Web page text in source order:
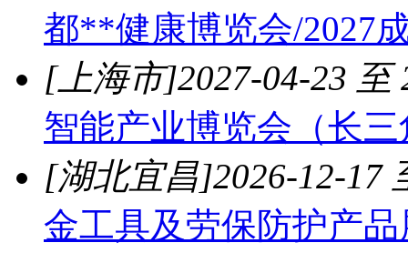
都**健康博览会/2027
[上海市]2027-04-23 至
智能产业博览会（长
[湖北宜昌]2026-12-17
金工具及劳保防护产